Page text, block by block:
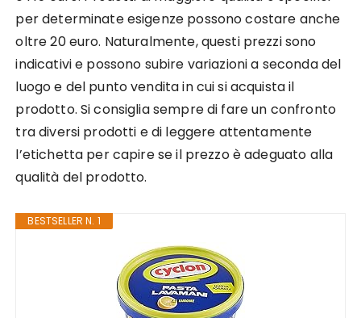
per determinate esigenze possono costare anche
oltre 20 euro. Naturalmente, questi prezzi sono
indicativi e possono subire variazioni a seconda del
luogo e del punto vendita in cui si acquista il
prodotto. Si consiglia sempre di fare un confronto
tra diversi prodotti e di leggere attentamente
l’etichetta per capire se il prezzo è adeguato alla
qualità del prodotto.
BESTSELLER N. 1